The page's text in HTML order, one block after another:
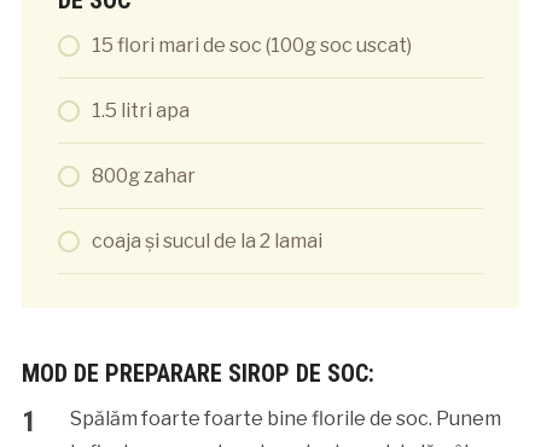
15 flori mari de soc (100g soc uscat)
1.5 litri apa
800g zahar
coaja și sucul de la 2 lamai
MOD DE PREPARARE SIROP DE SOC:
Spălăm foarte foarte bine florile de soc. Punem